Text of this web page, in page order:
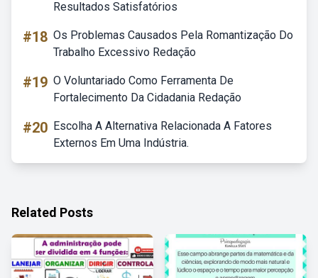
Resultados Satisfatórios
#18 Os Problemas Causados Pela Romantização Do
Trabalho Excessivo Redação
#19 O Voluntariado Como Ferramenta De
Fortalecimento Da Cidadania Redação
#20 Escolha A Alternativa Relacionada A Fatores
Externos Em Uma Indústria.
Related Posts